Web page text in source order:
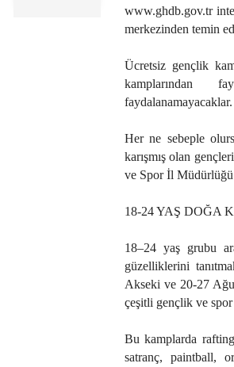
www.ghdb.gov.tr
merkezinden temin
Ücretsiz gençlik
kamplarından
faydalanamayacaklar.
Her ne sebeple
karışmış olan
ve Spor İl
18-24 YAŞ DOĞA
18–24 yaş grubu
güzelliklerini
Akseki ve 20-27
çeşitli gençlik ve spor
Bu kamplarda
satranç, paintball,